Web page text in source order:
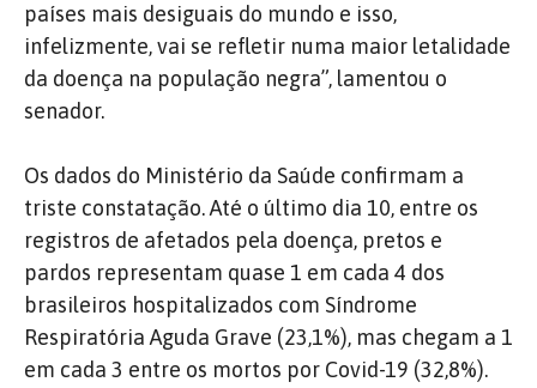
países mais desiguais do mundo e isso,
infelizmente, vai se refletir numa maior letalidade
da doença na população negra”, lamentou o
senador.
Os dados do Ministério da Saúde confirmam a
triste constatação. Até o último dia 10, entre os
registros de afetados pela doença, pretos e
pardos representam quase 1 em cada 4 dos
brasileiros hospitalizados com Síndrome
Respiratória Aguda Grave (23,1%), mas chegam a 1
em cada 3 entre os mortos por Covid-19 (32,8%).